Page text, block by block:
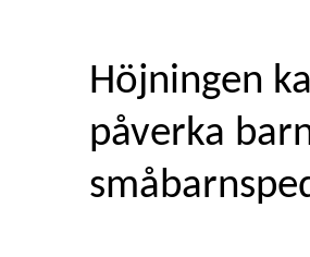
Höjningen
påverka